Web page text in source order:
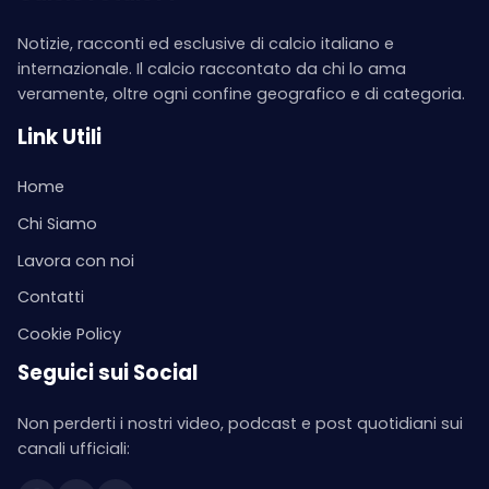
Notizie, racconti ed esclusive di calcio italiano e
internazionale. Il calcio raccontato da chi lo ama
veramente, oltre ogni confine geografico e di categoria.
Link Utili
Home
Chi Siamo
Lavora con noi
Contatti
Cookie Policy
Seguici sui Social
Non perderti i nostri video, podcast e post quotidiani sui
canali ufficiali: